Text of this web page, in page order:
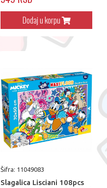
Dodaj u korpu
Šifra: 11049083
Slagalica Lisciani 108pcs